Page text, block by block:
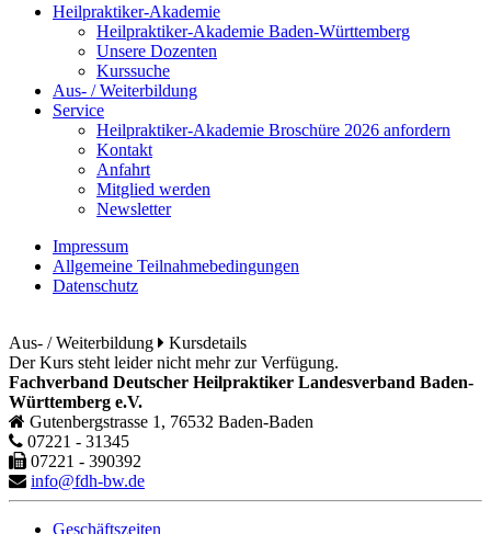
Heilpraktiker-Akademie
Heilpraktiker-Akademie Baden-Württemberg
Unsere Dozenten
Kurssuche
Aus- / Weiterbildung
Service
Heilpraktiker-Akademie Broschüre 2026 anfordern
Kontakt
Anfahrt
Mitglied werden
Newsletter
Impressum
Allgemeine Teilnahmebedingungen
Datenschutz
Aus- / Weiterbildung
Kursdetails
Der Kurs steht leider nicht mehr zur Verfügung.
Fachverband Deutscher Heilpraktiker Landesverband Baden-
Württemberg e.V.
Gutenbergstrasse 1, 76532 Baden-Baden
07221 - 31345
07221 - 390392
info@fdh-bw.de
Geschäftszeiten